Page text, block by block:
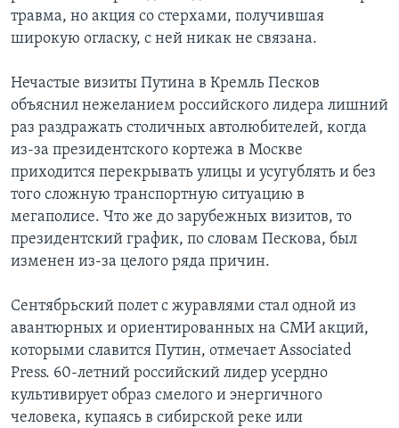
травма, но акция со стерхами, получившая
широкую огласку, с ней никак не связана.
Нечастые визиты Путина в Кремль Песков
объяснил нежеланием российского лидера лишний
раз раздражать столичных автолюбителей, когда
из-за президентского кортежа в Москве
приходится перекрывать улицы и усугублять и без
того сложную транспортную ситуацию в
мегаполисе. Что же до зарубежных визитов, то
президентский график, по словам Пескова, был
изменен из-за целого ряда причин.
Сентябрьский полет с журавлями стал одной из
авантюрных и ориентированных на СМИ акций,
которыми славится Путин, отмечает Associated
Press. 60-летний российский лидер усердно
культивирует образ смелого и энергичного
человека, купаясь в сибирской реке или